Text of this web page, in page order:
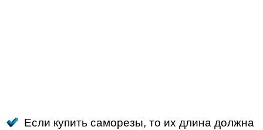
Если купить саморезы, то их длина должна